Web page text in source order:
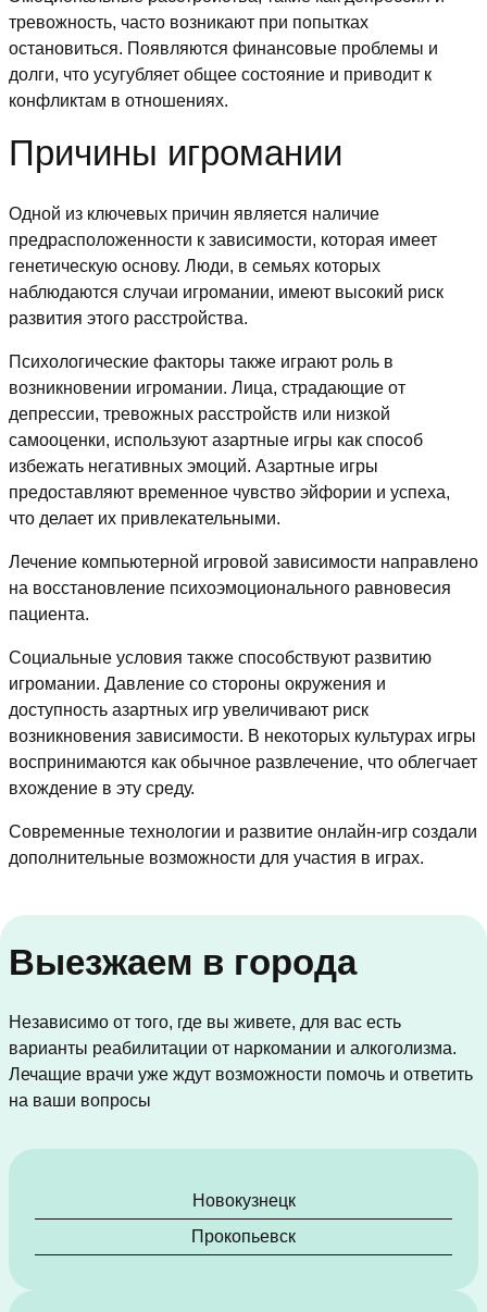
тревожность, часто возникают при попытках
остановиться. Появляются финансовые проблемы и
долги, что усугубляет общее состояние и приводит к
конфликтам в отношениях.
Причины игромании
Одной из ключевых причин является наличие
предрасположенности к зависимости, которая имеет
генетическую основу. Люди, в семьях которых
наблюдаются случаи игромании, имеют высокий риск
развития этого расстройства.
Психологические факторы также играют роль в
возникновении игромании. Лица, страдающие от
депрессии, тревожных расстройств или низкой
самооценки, используют азартные игры как способ
избежать негативных эмоций. Азартные игры
предоставляют временное чувство эйфории и успеха,
что делает их привлекательными.
Лечение компьютерной игровой зависимости направлено
на восстановление психоэмоционального равновесия
пациента.
Социальные условия также способствуют развитию
игромании. Давление со стороны окружения и
доступность азартных игр увеличивают риск
возникновения зависимости. В некоторых культурах игры
воспринимаются как обычное развлечение, что облегчает
вхождение в эту среду.
Современные технологии и развитие онлайн-игр создали
дополнительные возможности для участия в играх.
Выезжаем в города
Независимо от того, где вы живете, для вас есть
варианты реабилитации от наркомании и алкоголизма.
Лечащие врачи уже ждут возможности помочь и ответить
на ваши вопросы
Новокузнецк
Прокопьевск